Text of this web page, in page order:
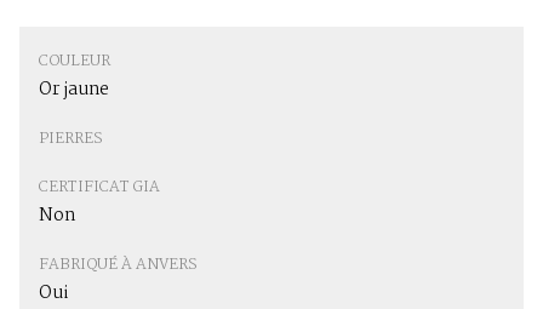
COULEUR
Or jaune
PIERRES
CERTIFICAT GIA
Non
FABRIQUÉ À ANVERS
Oui